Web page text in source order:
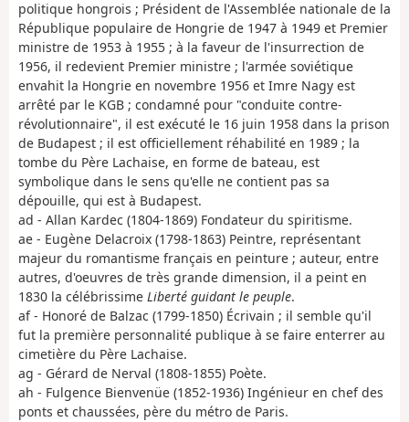
politique hongrois ; Président de l'Assemblée nationale de la
République populaire de Hongrie de 1947 à 1949 et Premier
ministre de 1953 à 1955 ; à la faveur de l'insurrection de
1956, il redevient Premier ministre ; l'armée soviétique
envahit la Hongrie en novembre 1956 et Imre Nagy est
arrêté par le KGB ; condamné pour "conduite contre-
révolutionnaire", il est exécuté le 16 juin 1958 dans la prison
de Budapest ; il est officiellement réhabilité en 1989 ; la
tombe du Père Lachaise, en forme de bateau, est
symbolique dans le sens qu'elle ne contient pas sa
dépouille, qui est à Budapest.
ad - Allan Kardec (1804-1869) Fondateur du spiritisme.
ae - Eugène Delacroix (1798-1863) Peintre, représentant
majeur du romantisme français en peinture ; auteur, entre
autres, d'oeuvres de très grande dimension, il a peint en
1830 la célébrissime Liberté guidant le peuple.
af - Honoré de Balzac (1799-1850) Écrivain ; il semble qu'il
fut la première personnalité publique à se faire enterrer au
cimetière du Père Lachaise.
ag - Gérard de Nerval (1808-1855) Poète.
ah - Fulgence Bienvenüe (1852-1936) Ingénieur en chef des
ponts et chaussées, père du métro de Paris.